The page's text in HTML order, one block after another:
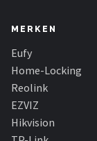
MERKEN
Eufy
Home-Locking
Reolink
EZVIZ
Hikvision